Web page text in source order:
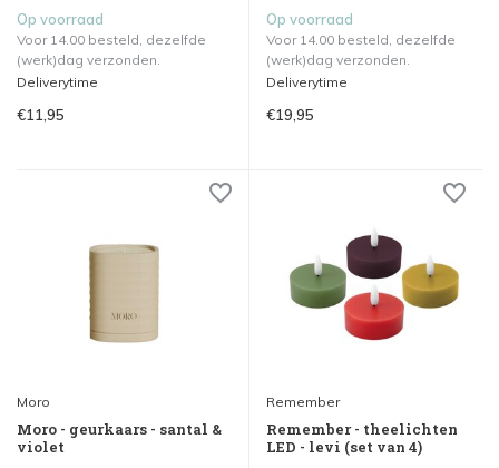
Op voorraad
Voor 14.00 besteld, dezelfde
(werk)dag verzonden.
Deliverytime
€11,95
Op voorraad
Voor 14.00 besteld, dezelfde
(werk)dag verzonden.
Deliverytime
€19,95
Moro
Moro - geurkaars - santal &
violet
Remember
Remember - theelichten
LED - levi (set van 4)